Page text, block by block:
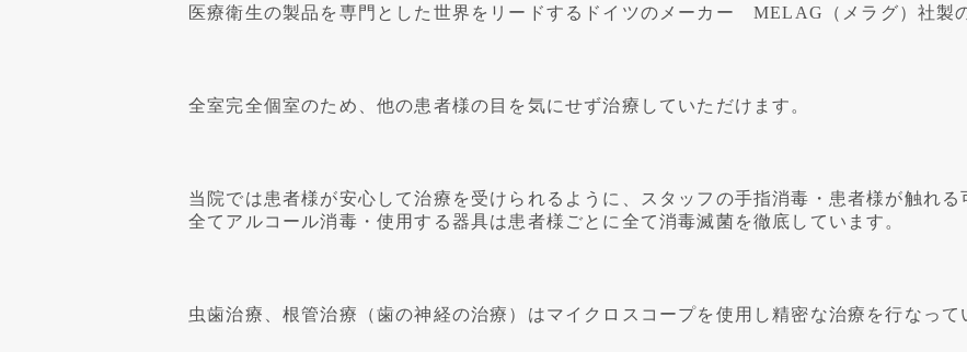
医療衛生の製品を専門とした世界をリードするドイツのメーカー MELAG（メラグ）社製
全室完全個室のため、他の患者様の目を気にせず治療していただけます。
当院では患者様が安心して治療を受けられるように、スタッフの手指消毒・患者様が触れ
全てアルコール消毒・使用する器具は患者様ごとに全て消毒滅菌を徹底しています。
虫歯治療、根管治療（歯の神経の治療）はマイクロスコープを使用し精密な治療を行なって